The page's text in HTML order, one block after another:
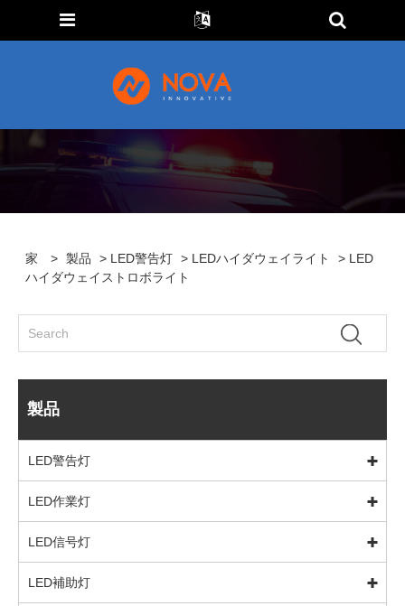
家 > 製品 > LED警告灯 > LEDハイダウェイライト
> LED
ハイダウェイストロボライト
製品
LED警告灯
LED作業灯
LED信号灯
LED補助灯